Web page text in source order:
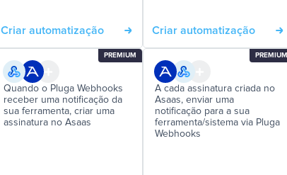
Criar automatização Criar automatização
PREMIUM
Quando o Pluga Webhooks
receber uma notificação da
sua ferramenta, criar uma
assinatura no Asaas
PREMIUM
A cada assinatura criada no
Asaas, enviar uma
notificação para a sua
ferramenta/sistema via Pluga
Webhooks